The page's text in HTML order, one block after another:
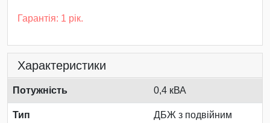
Гарантія: 1 рік.
Характеристики
Потужність 0,4 кВА
Тип
ДБЖ з подвійним